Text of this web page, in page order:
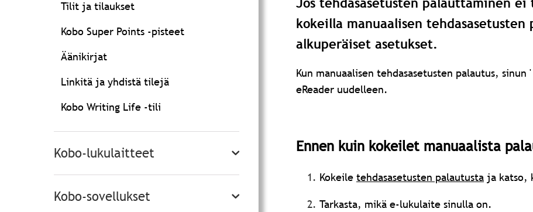
Tilit ja tilaukset
Kobo Super Points -pisteet
Äänikirjat
Linkitä ja yhdistä tilejä
Kobo Writing Life -tili
Kobo-lukulaitteet
Kobo-sovellukset
Jos tehdasasetusten palauttaminen
kokeilla manuaalisen tehdasasetusten
alkuperäiset asetukset.
Kun manuaalisen tehdasasetusten palautus,
eReader uudelleen.
Ennen kuin kokeilet manuaalista
Kokeile tehdasasetusten palautusta ja katso,
Tarkasta, mikä e-lukulaite sinulla on.